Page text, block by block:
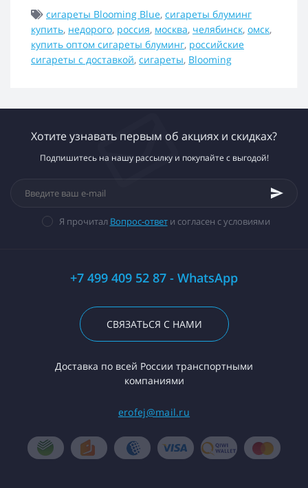
сигареты Blooming Blue, сигареты блуминг
купить, недорого, россия, москва, челябинск, омск,
купить оптом сигареты блуминг, российские
сигареты с доставкой, сигареты, Blooming
Хотите узнавать первым об акциях и скидках?
Подпишитесь на нашу рассылку и покупайте с выгодой!
Я прочитал Вопрос-ответи согласен с условиями
+7 499 409 52 87 - WhatsApp
СВЯЗАТЬСЯ С НАМИ
Доставка по всей России транспортными
компаниями
erofej@mail.ru